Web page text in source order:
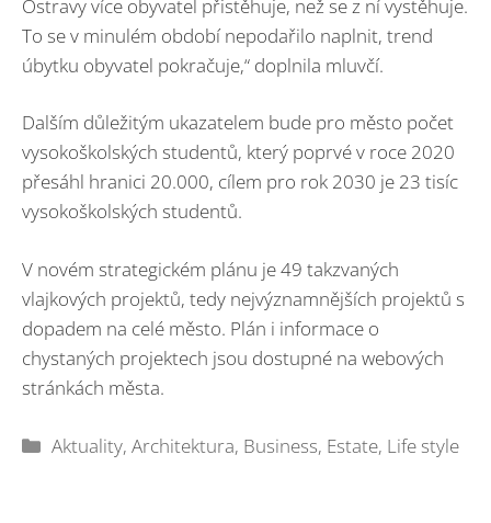
Ostravy více obyvatel přistěhuje, než se z ní vystěhuje.
To se v minulém období nepodařilo naplnit, trend
úbytku obyvatel pokračuje,“ doplnila mluvčí.
Dalším důležitým ukazatelem bude pro město počet
vysokoškolských studentů, který poprvé v roce 2020
přesáhl hranici 20.000, cílem pro rok 2030 je 23 tisíc
vysokoškolských studentů.
V novém strategickém plánu je 49 takzvaných
vlajkových projektů, tedy nejvýznamnějších projektů s
dopadem na celé město. Plán i informace o
chystaných projektech jsou dostupné na webových
stránkách města.
Rubriky
Aktuality,Architektura, Business, Estate, Life style